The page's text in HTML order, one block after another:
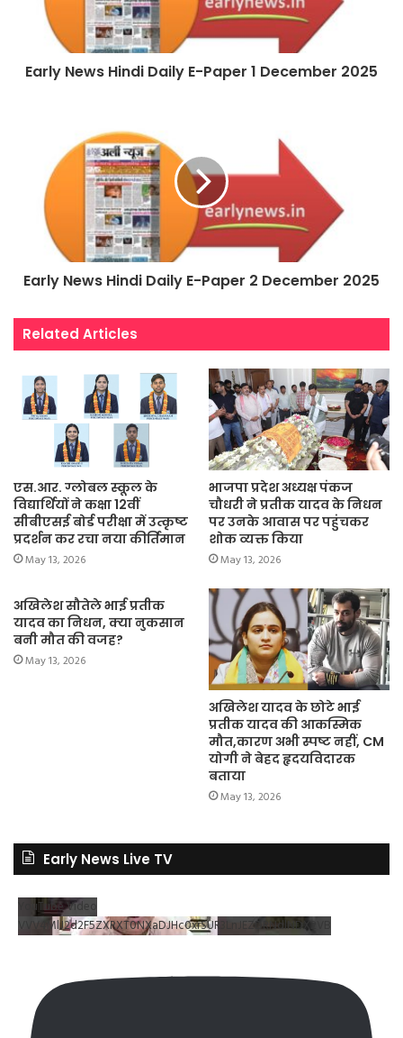
Early News Hindi Daily E-Paper 1 December 2025
Early News Hindi Daily E-Paper 2 December 2025
Related Articles
एस.आर. ग्लोबल स्कूल के
विद्यार्थियों ने कक्षा 12वीं
सीबीएसई बोर्ड परीक्षा में उत्कृष्ट
प्रदर्शन कर रचा नया कीर्तिमान
May 13, 2026
भाजपा प्रदेश अध्यक्ष पंकज
चौधरी ने प्रतीक यादव के निधन
पर उनके आवास पर पहुंचकर
शोक व्यक्त किया
May 13, 2026
अखिलेश सौतेले भाई प्रतीक
यादव का निधन, क्या नुकसान
बनी मौत की वजह?
May 13, 2026
अखिलेश यादव के छोटे भाई
प्रतीक यादव की आकस्मिक
मौत,कारण अभी स्पष्ट नहीं, CM
योगी ने बेहद हृदयविदारक
बताया
May 13, 2026
Early News Live TV
YouTube Video
VVV4MlJ2d2F5ZXRXT0NXaDJHc0xrSUR3LnJEZDRNdlNDX2VB